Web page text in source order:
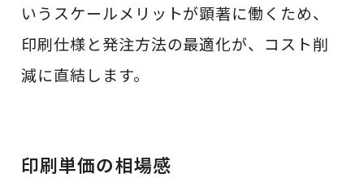
いうスケールメリットが顕著に働くため、
印刷仕様と発注方法の最適化が、コスト削
減に直結します。
印刷単価の相場感